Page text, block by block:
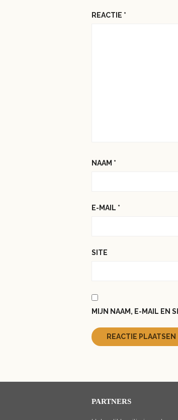
REACTIE *
NAAM *
E-MAIL *
SITE
MIJN NAAM, E-MAIL EN
PARTNERS